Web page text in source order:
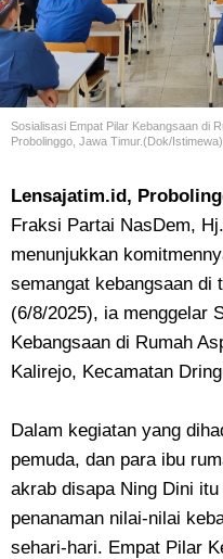
Sosialisasi Empat Pilar Kebangsaan di
Probolinggo, Jawa Timur.(Dok/Istimewa).
Lensajatim.id,
Fraksi Partai NasDem,
menunjukkan
semangat kebangsaan di
(6/8/2025), ia menggelar
Kebangsaan di Rumah
Kalirejo, Kecamatan
Dalam kegiatan yang
pemuda, dan para ibu
akrab disapa Ning Dini
penanaman nilai-nilai
sehari-hari. Empat Pilar